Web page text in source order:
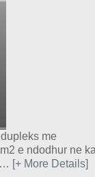
me
e ndodhur ne
… [+ More Details]